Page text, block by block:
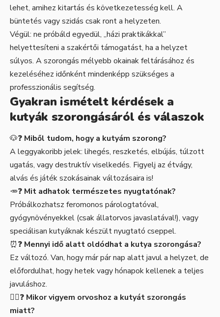
lehet, amihez kitartás és következetesség kell. A
büntetés vagy szidás csak ront a helyzeten.
Végül: ne próbáld egyedül, „házi praktikákkal”
helyettesíteni a szakértői támogatást, ha a helyzet
súlyos. A szorongás mélyebb okainak feltárásához és
kezeléséhez időnként mindenképp szükséges a
professzionális segítség.
Gyakran ismételt kérdések a
kutyák szorongásáról és válaszok
🐶❓ Miből tudom, hogy a kutyám szorong?
A leggyakoribb jelek: lihegés, reszketés, elbújás, túlzott
ugatás, vagy destruktív viselkedés. Figyelj az étvágy,
alvás és játék szokásainak változásaira is!
🥕❓ Mit adhatok természetes nyugtatónak?
Próbálkozhatsz feromonos párologtatóval,
gyógynövényekkel (csak állatorvos javaslatával!), vagy
speciálisan kutyáknak készült nyugtató cseppel.
⏰❓ Mennyi idő alatt oldódhat a kutya szorongása?
Ez változó. Van, hogy már pár nap alatt javul a helyzet, de
előfordulhat, hogy hetek vagy hónapok kellenek a teljes
javuláshoz.
👩‍⚕️❓ Mikor vigyem orvoshoz a kutyát szorongás
miatt?